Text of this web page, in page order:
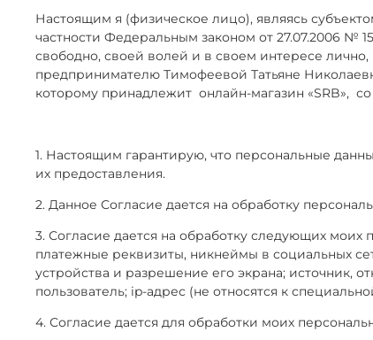
Настоящим я (физическое лицо), являясь
частности Федеральным законом от 27.07.2006 №
свободно, своей волей и в своем интересе лично,
предпринимателю Тимофеевой Татьяне
которому принадлежит онлайн-магазин «SRB»,
1. Настоящим гарантирую, что персональные
их предоставления.
2. Данное Согласие дается на обработку
3. Согласие дается на обработку следующих моих
платежные реквизиты, никнеймы в социальных
устройства и разрешение его экрана; источник,
пользователь; ip-адрес (не относятся к
4. Согласие дается для обработки моих